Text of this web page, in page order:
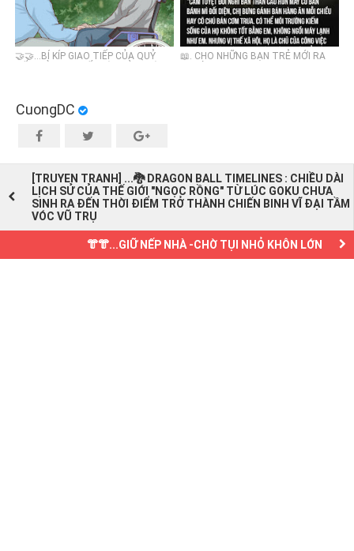
🤝🤝…BÍ KÍP GIAO TIẾP CỦA QUỶ
📖. CHO NHỮNG BẠN TRẺ MỚI RA
CuongDC
[TRUYEN TRANH] ...🐉 DRAGON BALL TIMELINES : CHIỀU DÀI
LỊCH SỬ CỦA THẾ GIỚI "NGỌC RỒNG" TỪ LÚC GOKU CHƯA
SINH RA ĐẾN THỜI ĐIỂM TRỞ THÀNH CHIẾN BINH VĨ ĐẠI TẦM
VÓC VŨ TRỤ
👘👘...GIỮ NẾP NHÀ -CHỜ TỤI NHỎ KHÔN LỚN